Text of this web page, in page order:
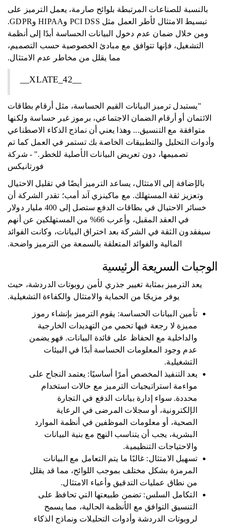
بالنسبة للصناعات المرتبطة بلوائح صارمة، يعمل الترميز على
تبسيط الامتثال لأطر العمل مثل PCI DSS وHIPAA وGDPR.
ومن خلال ضمان عدم دخول البيانات الحساسة أبدًا إلى أنظمة
التشغيل، فإنها تتوافق مع مبادئ الخصوصية حسب التصميم،
مما يقلل من مخاطر عدم الامتثال.
"يستبدل ترميز البيانات القيم الحساسة، مثل أرقام بطاقات
الائتمان أو أرقام الضمان الاجتماعي، برموز غير حساسة ولكنها
متوافقة مع التنسيق... وهذا يعني أن نماذج الذكاء الاصطناعي
وأدوات التحليل والتطبيقات الخاصة بك تستمر في العمل كما تم
تصميمها، دون تعريض البيانات الأصلية للخطر." - شركة
فورتانيكس
بالإضافة إلى الامتثال، يساعد الترميز أيضًا في تقليل الاحتيال
وتعزيز ثقة المستهلك. مع ماكينزي آند أمب؛ تقدر الشركة أن
خسائر الاحتيال في بطاقات الدفع ستصل إلى 400 مليار دولار
في العقد المقبل، وأعرب 66% من المستهلكين عن أنهم
سيفقدون الثقة في الشركة بعد اختراق البيانات، وكانت الفوائد
المالية والفوائد المتعلقة بالسمعة من الترميز واضحة.
الوجبات السريعة الرئيسية
يعد الترميز بمثابة تغيير جذري لأمن روبوتات الدردشة، حيث
يوفر مزيجًا من الحماية والامتثال والكفاءة التشغيلية.
تأمين البيانات الحساسة: يقوم الترميز بإنشاء رموز
مميزة لا رجعة فيها تحمي من التهديدات الخارجية
والداخلية مع الحفاظ على فائدة البيانات. فهو يضمن
عدم وجود المعلومات الحساسة أبدًا في البيئات
التشغيلية.
يعد التنفيذ المخصص أمرًا أساسيًا: يعتمد النجاح على
مواءمة استراتيجيات الترميز مع حالات استخدام
محددة. سواء إدارة بيانات الدفع في التجارة
الإلكترونية، أو سجلات المرضى في الرعاية
الصحية، أو معلومات الموظفين في أنظمة الموارد
البشرية، يجب أن يتناسب النهج مع بنية البيانات
والاحتياجات التنظيمية.
تسهيل الامتثال: غالبًا ما يتم التعامل مع البيانات
المرمزة بشكل مختلف بموجب اللوائح، مما قد يقلل
من نطاق عمليات التدقيق وأعباء الامتثال.
التكامل السلس: تضمن طبيعتها التي تحافظ على
التنسيق التوافق مع الأنظمة الحالية، مما يسمح
لروبوتات الدردشة وأدوات التحليلات ونماذج الذكاء